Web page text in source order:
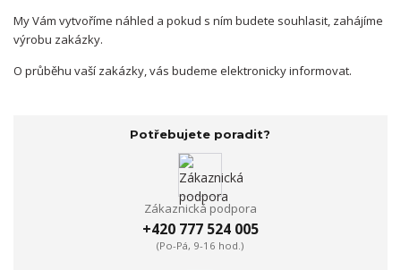
My Vám vytvoříme náhled a pokud s ním budete souhlasit, zahájíme
výrobu zakázky.
O průběhu vaší zakázky, vás budeme elektronicky informovat.
Potřebujete poradit?
Zákaznická podpora
+420 777 524 005
(Po-Pá, 9-16 hod.)